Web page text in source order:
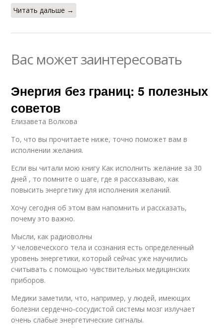
Читать дальше →
Вас может заинтересовать
Энергия без границ: 5 полезных
советов
Елизавета Волкова
То, что вы прочитаете ниже, точно поможет вам в
исполнении желания.
Если вы читали мою книгу Как исполнить желание за 30
дней , то помните о шаге, где я рассказываю, как
повысить энергетику для исполнения желаний.
Хочу сегодня об этом вам напомнить и рассказать,
почему это важно.
Мысли, как радиоволны
У человеческого тела и сознания есть определенный
уровень энергетики, который сейчас уже научились
считывать с помощью чувствительных медицинских
приборов.
Медики заметили, что, например, у людей, имеющих
болезни сердечно-сосудистой системы мозг излучает
очень слабые энергетические сигналы.